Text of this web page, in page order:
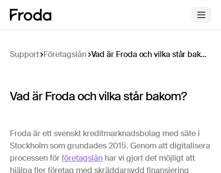
Support Företagslån Vad är Froda och vilka står bakom?
Vad är Froda och vilka står bakom?
Froda är ett svenskt kreditmarknadsbolag med säte i
Stockholm som grundades 2015. Genom att digitalisera
processen förföretagslån har vi gjort det möjligt att
hjälpa fler företag med skräddarsydd finansiering